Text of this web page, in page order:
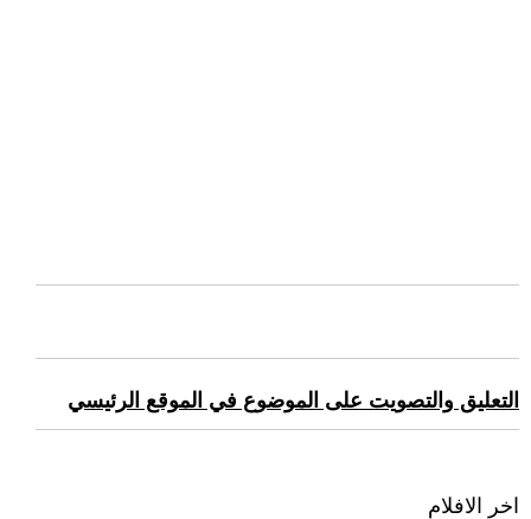
التعليق والتصويت على الموضوع في الموقع الرئيسي
اخر الافلام